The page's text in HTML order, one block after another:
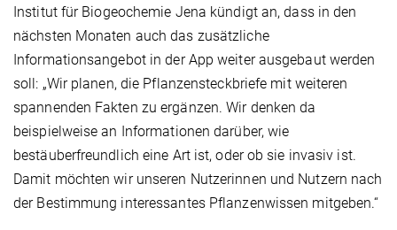
Institut für Biogeochemie Jena kündigt an, dass in den
nächsten Monaten auch das zusätzliche
Informationsangebot in der App weiter ausgebaut werden
soll: „Wir planen, die Pflanzensteckbriefe mit weiteren
spannenden Fakten zu ergänzen. Wir denken da
beispielweise an Informationen darüber, wie
bestäuberfreundlich eine Art ist, oder ob sie invasiv ist.
Damit möchten wir unseren Nutzerinnen und Nutzern nach
der Bestimmung interessantes Pflanzenwissen mitgeben.“